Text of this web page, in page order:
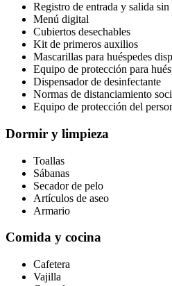
Registro de entrada y salida sin
Menú digital
Cubiertos desechables
Kit de primeros auxilios
Mascarillas para huéspedes
Equipo de protección para
Dispensador de desinfectante
Normas de distanciamiento
Equipo de protección del
Dormir y limpieza
Toallas
Sábanas
Secador de pelo
Artículos de aseo
Armario
Comida y cocina
Cafetera
Vajilla